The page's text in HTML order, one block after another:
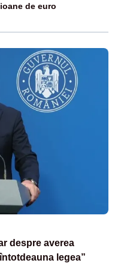
de euro
despre averea
legea”